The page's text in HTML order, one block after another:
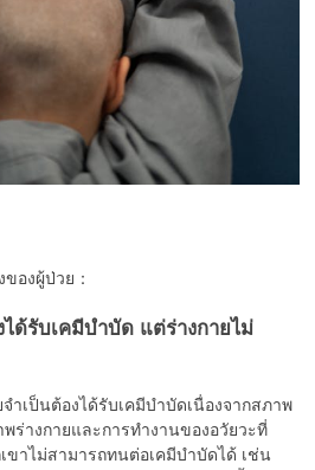
งผู้ป่วย：
ด้รับเคมีบำบัด แต่ร่างกายไม่
เป็นต้องได้รับเคมีบำบัดเนื่องจากสภาพ
ร่างกายและการทำงานของอวัยวะที่
ขาไม่สามารถทนต่อเคมีบำบัดได้ เช่น